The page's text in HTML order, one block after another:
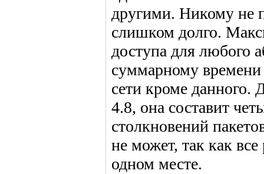
другими. Никому не
слишком долго.
доступа для любого
суммарному времени
сети кроме данного.
4.8, она составит
столкновений
не может, так как
одном месте.